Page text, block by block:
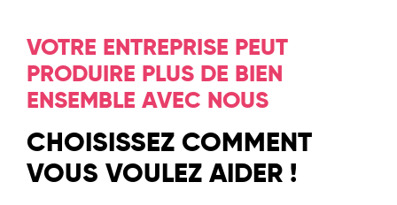
VOTRE ENTREPRISE PEUT
PRODUIRE PLUS DE BIEN
ENSEMBLE AVEC NOUS
CHOISISSEZ COMMENT
VOUS VOULEZ AIDER !